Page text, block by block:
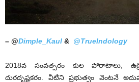
– @Dimple_Kaul & @TrueIndology
2018వ సంవత్సరం కుల పోరాటాలు,
దురదృష్టకరం. వీటిని ప్రభుత్వం వెంటనే